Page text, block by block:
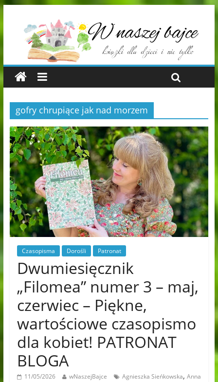
gofry chrupiące jak nad morzem
Czasopisma Dorośli Patronat
Dwumiesięcznik
„Filomea” numer 3 – maj,
czerwiec – Piękne,
wartościowe czasopismo
dla kobiet! PATRONAT
BLOGA
11/05/2026 wNaszejBajce Agnieszka Sieńkowska, Anna